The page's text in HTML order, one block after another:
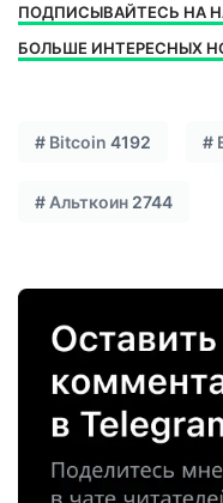
ПОДПИСЫВАЙТЕСЬ НА
БОЛЬШЕ ИНТЕРЕСНЫХ
# Bitcoin 4192 #
# Альткоин 2744